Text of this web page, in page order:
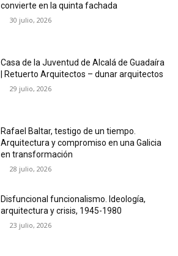
convierte en la quinta fachada
30 julio, 2026
Casa de la Juventud de Alcalá de Guadaíra
| Retuerto Arquitectos – dunar arquitectos
29 julio, 2026
Rafael Baltar, testigo de un tiempo.
Arquitectura y compromiso en una Galicia
en transformación
28 julio, 2026
Disfuncional funcionalismo. Ideología,
arquitectura y crisis, 1945-1980
23 julio, 2026